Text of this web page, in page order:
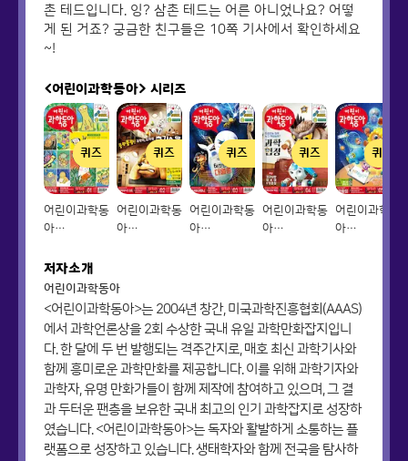
촌 테드입니다. 잉? 삼촌 테드는 어른 아니었나요? 어떻
게 된 거죠? 궁금한 친구들은 10쪽 기사에서 확인하세요
~!
<어린이과학동아> 시리즈
퀴즈
어린이과학동
아
퀴즈
어린이과학동
아
퀴즈
어린이과학동
아
퀴즈
어린이과학동
아
퀴즈
어린이과학동
아
저자소개
어린이과학동아
<어린이과학동아>는 2004년 창간, 미국과학진흥협회(AAAS)
에서 과학언론상을 2회 수상한 국내 유일 과학만화잡지입니
다. 한 달에 두 번 발행되는 격주간지로, 매호 최신 과학기사와
함께 흥미로운 과학만화를 제공합니다. 이를 위해 과학기자와
과학자, 유명 만화가들이 함께 제작에 참여하고 있으며, 그 결
과 두터운 팬층을 보유한 국내 최고의 인기 과학잡지로 성장하
였습니다. <어린이과학동아>는 독자와 활발하게 소통하는 플
랫폼으로 성장하고 있습니다. 생태학자와 함께 전국을 탐사하